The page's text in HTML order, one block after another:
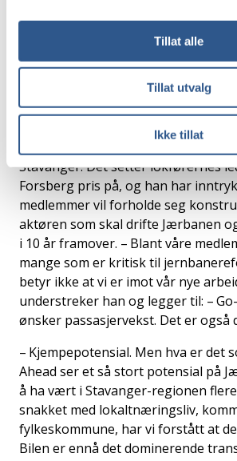
Tillat alle
Tillat utvalg
Ikke tillat
skal bli veldig, veldig bra.
Cathrine Elgin, mobiliseringsdirektør i Go-
Jærbanen er hjertet. Jærbanen blir
organisasjonen som skal sørge for
Stavanger. Det setter lokførernes
Forsberg pris på, og han har
medlemmer vil forholde seg
aktøren som skal drifte Jærbanen
i 10 år framover. – Blant våre
mange som er kritisk til
betyr ikke at vi er imot vår nye
understreker han og legger til: –
ønsker passasjervekst. Det er også
– Kjempepotensial. Men hva er det
Ahead ser et så stort potensial på
å ha vært i Stavanger-regionen
snakket med lokaltnæringsliv,
fylkeskommune, har vi forstått at
Bilen er ennå det dominerende